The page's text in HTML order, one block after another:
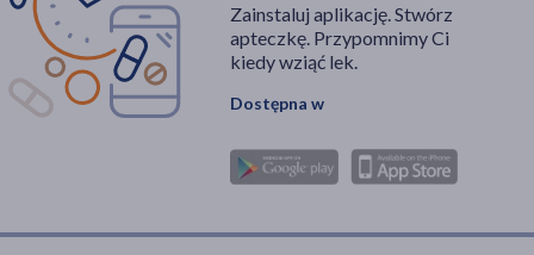
Zainstaluj aplikację. Stwórz
apteczkę. Przypomnimy Ci
kiedy wziąć lek.
Dostępna w